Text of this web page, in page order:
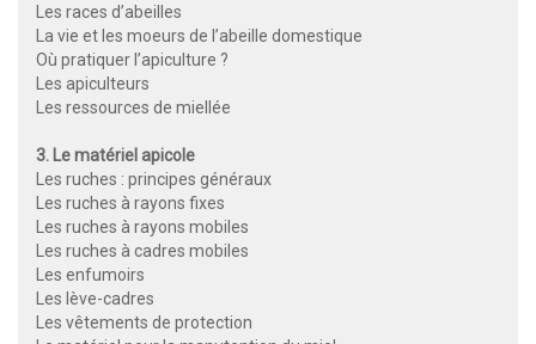
Les races d’abeilles
La vie et les moeurs de l’abeille domestique
Où pratiquer l’apiculture ?
Les apiculteurs
Les ressources de miellée
3. Le matériel apicole
Les ruches : principes généraux
Les ruches à rayons fixes
Les ruches à rayons mobiles
Les ruches à cadres mobiles
Les enfumoirs
Les lève-cadres
Les vêtements de protection